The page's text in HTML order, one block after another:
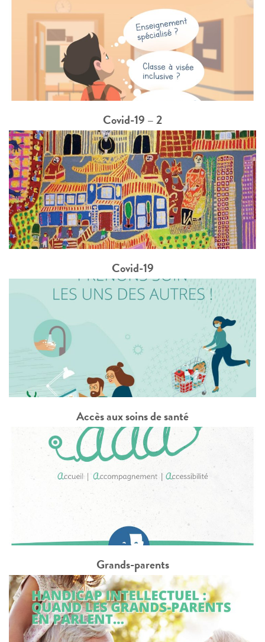
Covid-19 – 2
Covid-19
Accès aux soins de santé
Grands-parents